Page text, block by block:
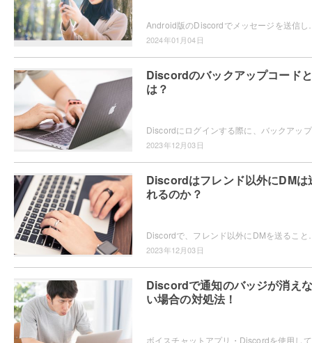
2024年01月04日
Discordのバックアップコードと
は？
Discordにログ
2023年12月03日
Discordはフレンド以外にDMは
れるのか？
2023年12月03日
Discordで通知のバッジが消えな
い場合の対処法！